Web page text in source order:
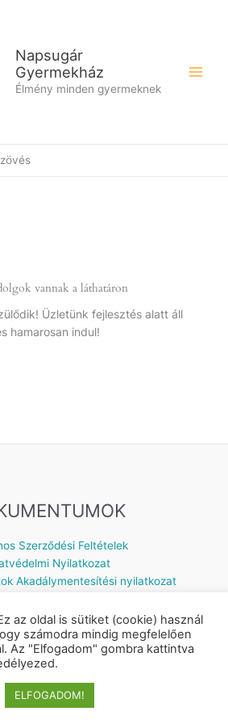
Napsugár
Gyermekház
Élmény minden gyermeknek
vannak a láthatáron
Üzletünk fejlesztés alatt áll
hamarosan indul!
Szerződési Feltételek
Nyilatkozat
Akadálymentesítési nyilatkozat
Gyermekház | Powered by
az oldal is sütiket (cookie) használ
számodra mindig megfelelően
Az "Elfogadom" gombra kattintva
ELFOGADOM!